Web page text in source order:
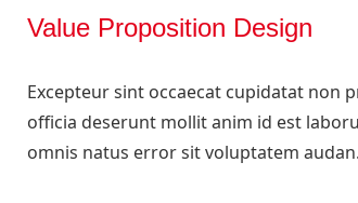
Value Proposition Design
Excepteur sint occaecat cupidatat non
officia deserunt mollit anim id est
omnis natus error sit voluptatem audan.